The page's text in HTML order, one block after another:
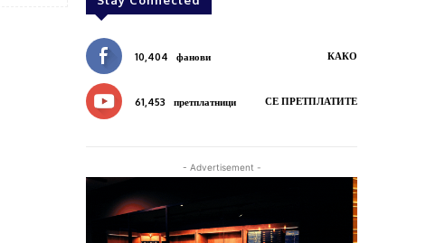
10,404 фанови КАКО
61,453 претплатници СЕ ПРЕТПЛАТИТЕ
- Advertisement -